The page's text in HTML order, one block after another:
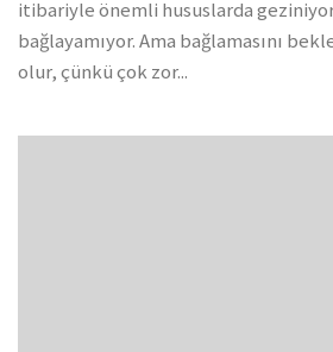
itibariyle önemli hususlarda
bağlayamıyor. Ama bağlamasını
olur, çünkü çok zor...